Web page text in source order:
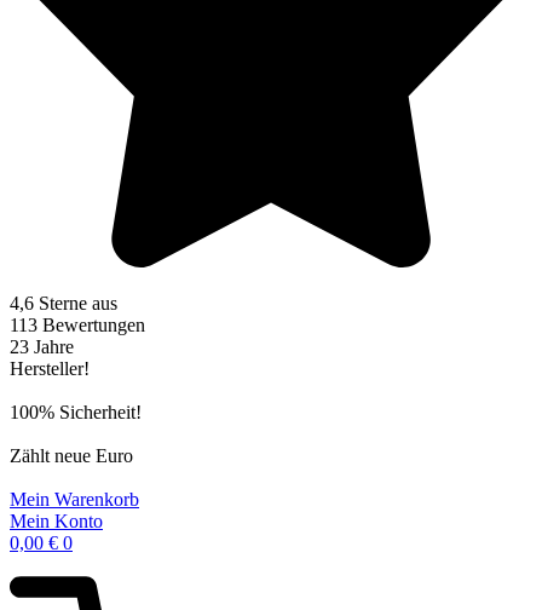
4,6 Sterne aus
113 Bewertungen
23 Jahre
Hersteller!
100% Sicherheit!
Zählt neue Euro
Mein Warenkorb
Mein Konto
0,00 € 0